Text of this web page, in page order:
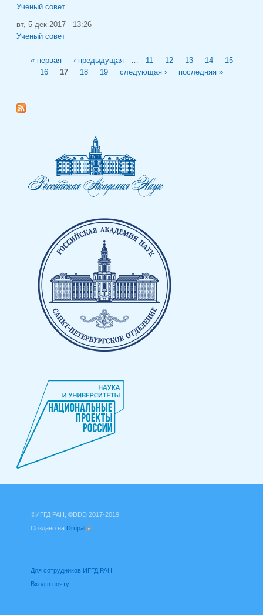
Ученый совет
вт, 5 дек 2017 - 13:26
Ученый совет
« первая ‹ предыдущая 11 12 13 14
15
16
17 18 19 следующая › последняя »
©ИГГД РАН, ©DDD 2017-2019
Создано на Drupal
Для сотрудников ИГГД РАН
Вход в почту